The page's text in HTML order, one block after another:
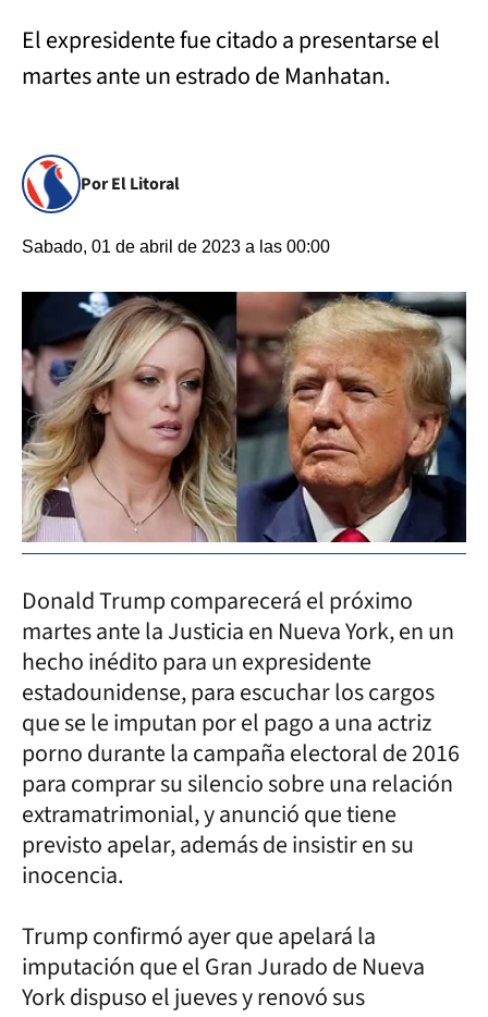
El expresidente fue citado a presentarse el
martes ante un estrado de Manhatan.
Por El Litoral
Sabado, 01 de abril de 2023 a las 00:00
Donald Trump comparecerá el próximo
martes ante la Justicia en Nueva York, en un
hecho inédito para un expresidente
estadounidense, para escuchar los cargos
que se le imputan por el pago a una actriz
porno durante la campaña electoral de 2016
para comprar su silencio sobre una relación
extramatrimonial, y anunció que tiene
previsto apelar, además de insistir en su
inocencia.
Trump confirmó ayer que apelará la
imputación que el Gran Jurado de Nueva
York dispuso el jueves y renovó sus